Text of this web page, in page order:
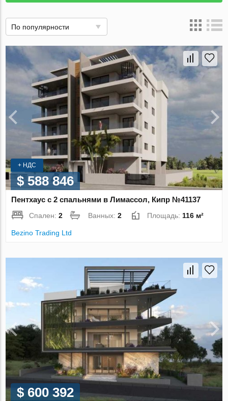
По популярности
+ НДС
$ 588 846
Пентхаус с 2 спальнями в Лимассол, Кипр №41137
Спален:2 Ванных:2 Площадь: 116 м²
Bezino Trading Ltd
$ 600 392